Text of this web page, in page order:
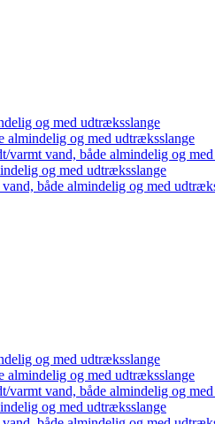
og med udtræksslange
almindelig og med udtræksslange
varmt vand, både almindelig og
og med udtræksslange
både almindelig og med
og med udtræksslange
almindelig og med udtræksslange
varmt vand, både almindelig og
og med udtræksslange